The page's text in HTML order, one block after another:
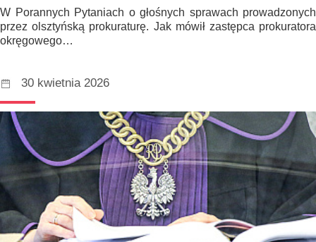
W Porannych Pytaniach o głośnych sprawach prowadzonych
przez olsztyńską prokuraturę. Jak mówił zastępca prokuratora
okręgowego…
30 kwietnia 2026